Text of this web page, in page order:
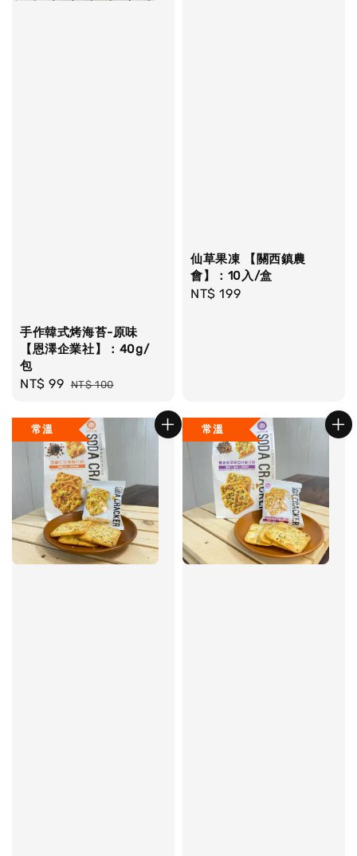
手作韓式烤海苔-原味
【恩澤企業社】：40g/
包
Sale
NT$ 99 Regular
NT$ 100
仙草果凍 【關西鎮農
會】：10入/盒
Regular
NT$ 199
常溫 常溫